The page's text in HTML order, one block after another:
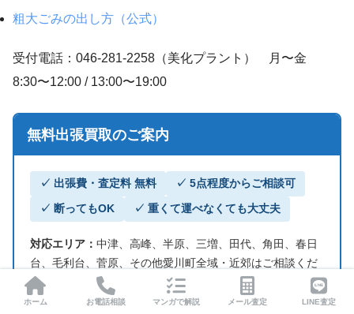
粗大ごみの出し方（公式）
受付電話：046-281-2258（美化プラント） 月〜金
8:30〜12:00 / 13:00〜19:00
無料出張買取のご案内
✓ 出張費・査定料 無料 ✓ 5点程度からご相談可
✓ 断ってもOK ✓ 重くて運べなくても大丈夫
対応エリア： 中津、高峰、半原、三増、田代、角田、春日
台、毛利台、菅原、その他愛川町全域・近郊はご相談くだ
さい
ホーム お電話相談 マンガで解説 メール査定 LINE査定